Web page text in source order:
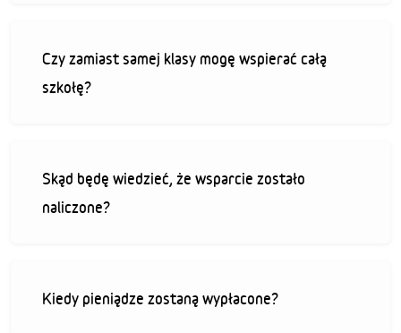
Czy zamiast samej klasy mogę wspierać całą
szkołę?
Skąd będę wiedzieć, że wsparcie zostało
naliczone?
Kiedy pieniądze zostaną wypłacone?